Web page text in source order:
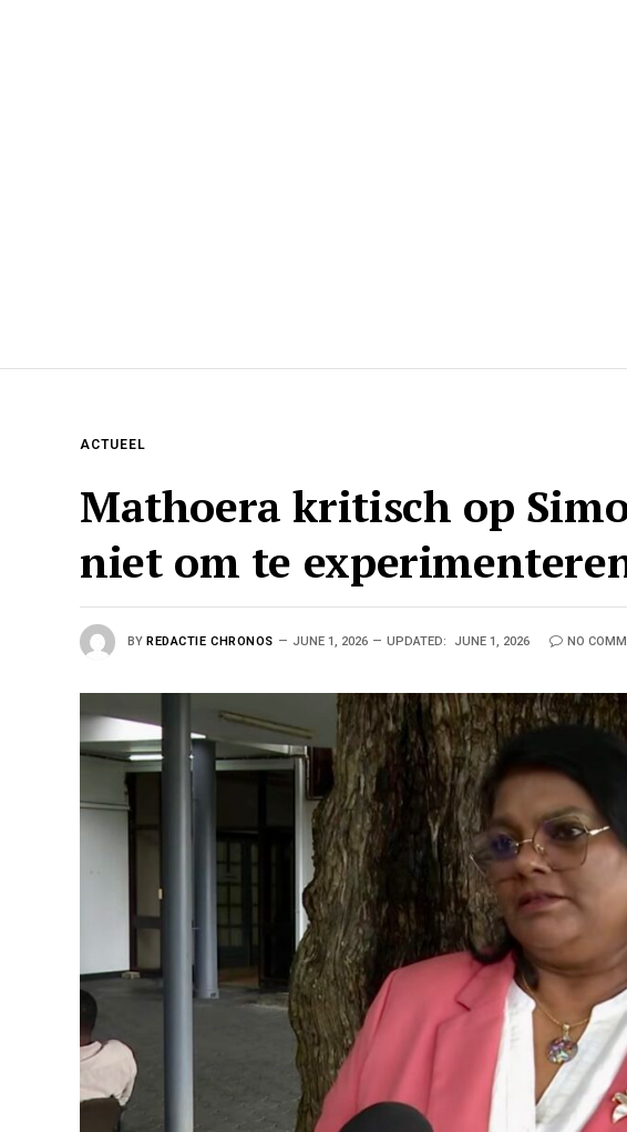
ACTUEEL
Mathoera kritisch op
niet om te
BY REDACTIE CHRONOS JUNE 1, 2026 UPDATED: JUNE 1, 2026 NO